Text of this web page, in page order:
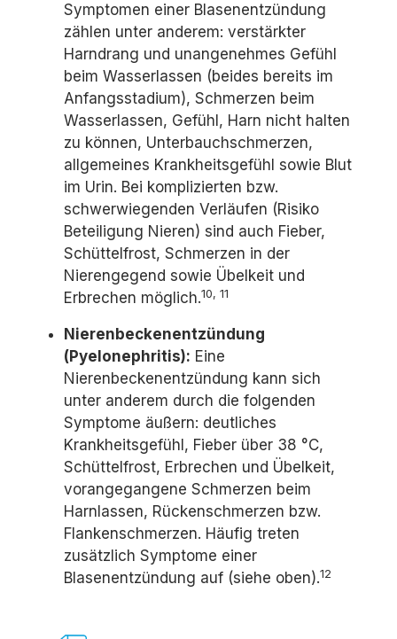
Symptomen einer Blasenentzündung
zählen unter anderem: verstärkter
Harndrang und unangenehmes Gefühl
beim Wasserlassen (beides bereits im
Anfangsstadium), Schmerzen beim
Wasserlassen, Gefühl, Harn nicht halten
zu können, Unterbauchschmerzen,
allgemeines Krankheitsgefühl sowie Blut
im Urin. Bei komplizierten bzw.
schwerwiegenden Verläufen (Risiko
Beteiligung Nieren) sind auch Fieber,
Schüttelfrost, Schmerzen in der
Nierengegend sowie Übelkeit und
Erbrechen möglich.10, 11
Nierenbeckenentzündung
(Pyelonephritis): Eine
Nierenbeckenentzündung kann sich
unter anderem durch die folgenden
Symptome äußern: deutliches
Krankheitsgefühl, Fieber über 38 °C,
Schüttelfrost, Erbrechen und Übelkeit,
vorangegangene Schmerzen beim
Harnlassen, Rückenschmerzen bzw.
Flankenschmerzen. Häufig treten
zusätzlich Symptome einer
Blasenentzündung auf (siehe oben).12